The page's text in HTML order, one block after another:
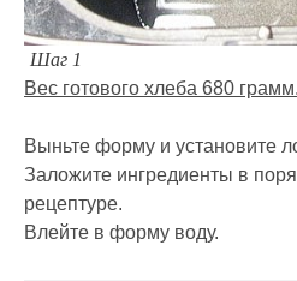
Шаг 1
Вес готового хлеба 680 грамм.
Выньте форму и установите
Заложите ингредиенты в
рецептуре.
Влейте в форму воду.